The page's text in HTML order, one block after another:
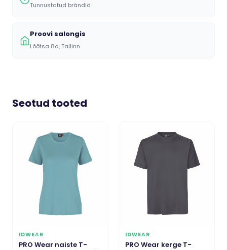
Tunnustatud brändid
Proovi salongis
Lõõtsa 8a, Tallinn
Seotud tooted
IDWEAR
PRO Wear naiste T-
IDWEAR
PRO Wear kerge T-